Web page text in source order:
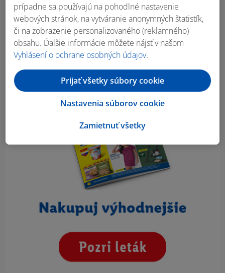
Obsah bočného panela
prípadne sa používajú na pohodlné nastavenie
webových stránok, na vytváranie anonymných štatistík,
či na zobrazenie personalizovaného (reklamného)
obsahu. Ďalšie informácie môžete nájsť v našom
Vyhlásení o ochrane osobných údajov.
Zamietnuť všetky
Nastavenia súborov cookie
Prijať všetky súbory cookie